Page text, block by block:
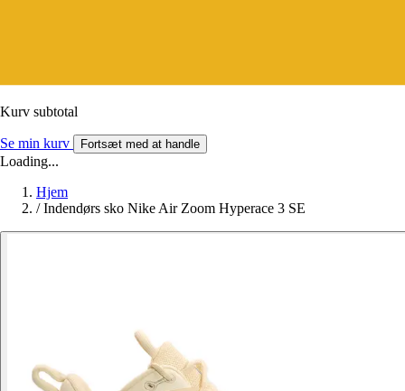
Kurv subtotal
Se min kurv Fortsæt med at handle
Loading...
Hjem
/ Indendørs sko Nike Air Zoom Hyperace 3 SE